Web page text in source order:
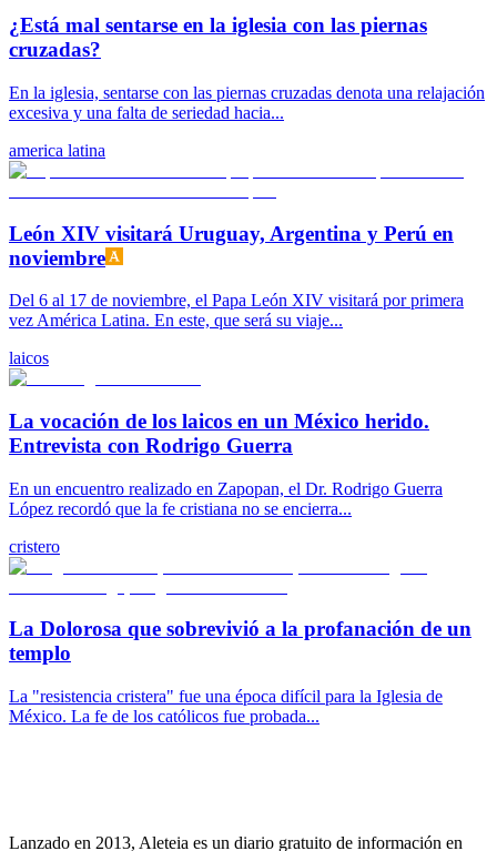
¿Está mal sentarse en la iglesia con las piernas
cruzadas?
En la iglesia, sentarse con las piernas cruzadas denota una relajación
excesiva y una falta de seriedad hacia...
america latina
León XIV visitará Uruguay, Argentina y Perú en
noviembre
Del 6 al 17 de noviembre, el Papa León XIV visitará por primera
vez América Latina. En este, que será su viaje...
laicos
La vocación de los laicos en un México herido.
Entrevista con Rodrigo Guerra
En un encuentro realizado en Zapopan, el Dr. Rodrigo Guerra
López recordó que la fe cristiana no se encierra...
cristero
La Dolorosa que sobrevivió a la profanación de un
templo
La "resistencia cristera" fue una época difícil para la Iglesia de
México. La fe de los católicos fue probada...
Lanzado en 2013, Aleteia es un diario gratuito de información en